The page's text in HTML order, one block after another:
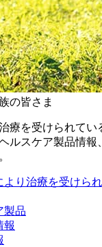
の皆さま
療を受けられてい
ルスケア製品情報
より治療を受けら
製品
報